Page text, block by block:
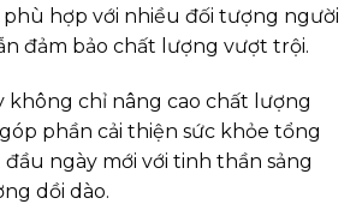
hợp với nhiều đối tượng người
đảm bảo chất lượng vượt trội.
không chỉ nâng cao chất lượng
phần cải thiện sức khỏe tổng
ngày mới với tinh thần sảng
dồi dào.